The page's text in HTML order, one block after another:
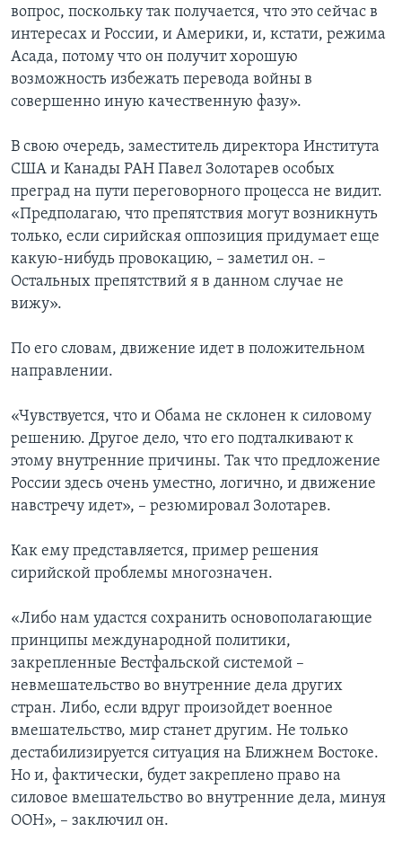
вопрос, поскольку так получается, что это сейчас в
интересах и России, и Америки, и, кстати, режима
Асада, потому что он получит хорошую
возможность избежать перевода войны в
совершенно иную качественную фазу».
В свою очередь, заместитель директора Института
США и Канады РАН Павел Золотарев особых
преград на пути переговорного процесса не видит.
«Предполагаю, что препятствия могут возникнуть
только, если сирийская оппозиция придумает еще
какую-нибудь провокацию, – заметил он. –
Остальных препятствий я в данном случае не
вижу».
По его словам, движение идет в положительном
направлении.
«Чувствуется, что и Обама не склонен к силовому
решению. Другое дело, что его подталкивают к
этому внутренние причины. Так что предложение
России здесь очень уместно, логично, и движение
навстречу идет», – резюмировал Золотарев.
Как ему представляется, пример решения
сирийской проблемы многозначен.
«Либо нам удастся сохранить основополагающие
принципы международной политики,
закрепленные Вестфальской системой –
невмешательство во внутренние дела других
стран. Либо, если вдруг произойдет военное
вмешательство, мир станет другим. Не только
дестабилизируется ситуация на Ближнем Востоке.
Но и, фактически, будет закреплено право на
силовое вмешательство во внутренние дела, минуя
ООН», – заключил он.